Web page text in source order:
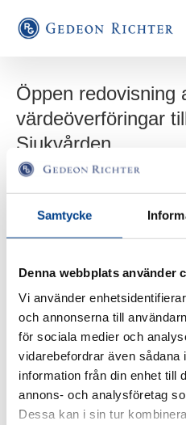
Samtycke
Denna webbplats använder
Vi använder
och annonserna till
för sociala medier och
vidarebefordrar även sådana
information från din enhet till
annons- och analysföretag
Dessa kan i sin tur
Öppen redovisning
värdeöverföringar
Sjukvården
EFPIA (European Federation of
sjukvårdspersonal och hälso-och
redovisas. Detta initiativ gäller hela
individer eller organisationer i Sverige
ett visst år, samt det sammanlagda
Gedeon Richter Nordics arbetar för
hälso- och sjukvårdspersonal/
registreras och rapporteras i enlighet
transparens.
Nedan finns rapporten för Gedeon
hälso- och sjukvårdspersonal/